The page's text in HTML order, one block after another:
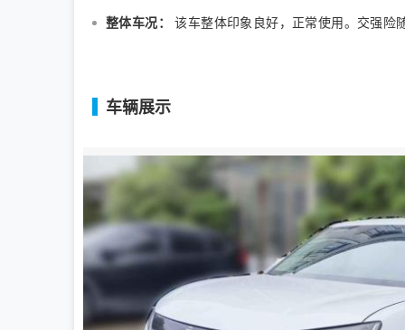
整体车况： 该车整体印象良好，正常使用。交强险
车辆展示